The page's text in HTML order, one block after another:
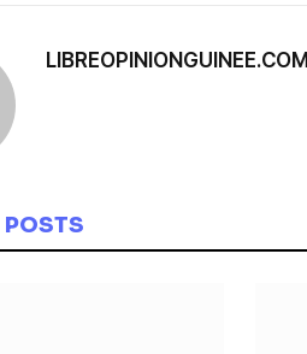
LIBREOPINIONGUINEE.COM
POSTS